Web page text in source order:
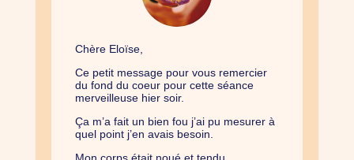
Chère Eloïse,
Ce petit message pour vous remercier
du fond du coeur pour cette séance
merveilleuse hier soir.
Ça m’a fait un bien fou j’ai pu mesurer à
quel point j’en avais besoin.